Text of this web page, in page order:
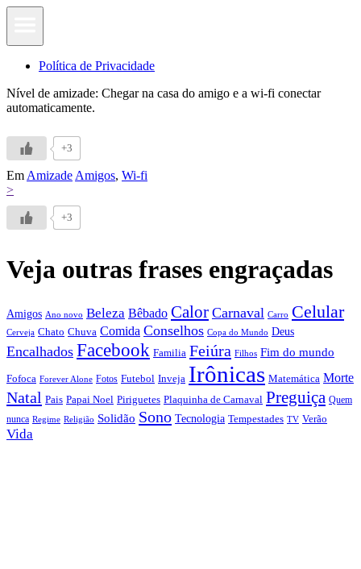
Política de Privacidade
Nível de amizade: Chegar na casa do amigo e a wi-fi conectar
automaticamente.
+3
Em Amizade Amigos, Wi-fi
>
+3
Veja outras frases engraçadas
Amigos Ano novo Beleza Bêbado Calor Carnaval Carro Celular
Cerveja Chato Chuva Comida Conselhos Copa do Mundo Deus
Encalhados Facebook Familia Feiúra Filhos Fim do mundo
Fofoca Forever Alone Fotos Futebol Inveja Irônicas Matemática Morte
Natal Pais Papai Noel Piriguetes Plaquinha de Carnaval Preguiça Quem
nunca Regime Religião Solidão Sono Tecnologia Tempestades TV Verão
Vida